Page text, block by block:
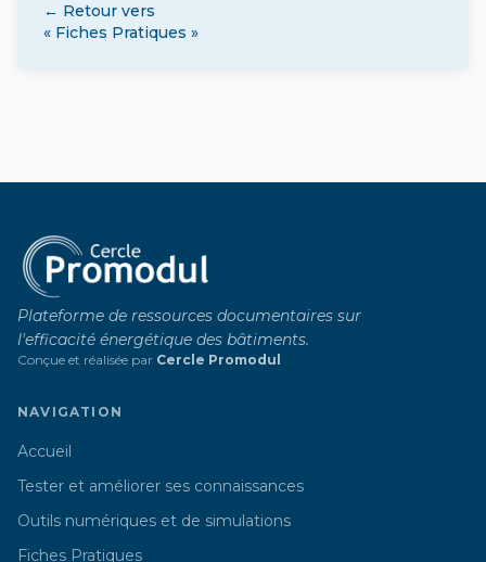
← Retour vers
« Fiches Pratiques »
Plateforme de ressources documentaires sur
l'efficacité énergétique des bâtiments.
Conçue et réalisée par Cercle Promodul
NAVIGATION
Accueil
Tester et améliorer ses connaissances
Outils numériques et de simulations
Fiches Pratiques